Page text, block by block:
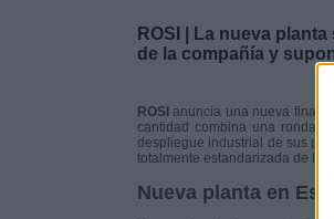
ROSI | La nueva
de la compañía y
ROSI anuncia una nueva
cantidad combina una ronda
despliegue industrial de sus
totalmente estandarizada de la
Nueva planta en